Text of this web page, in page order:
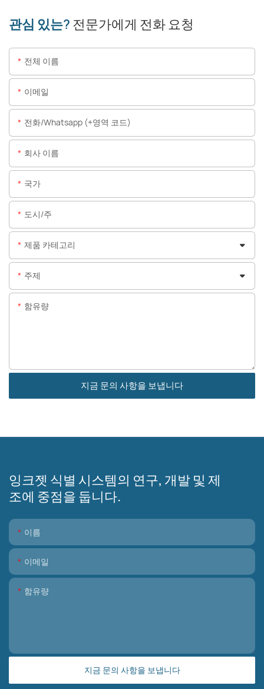
관심 있는? 전문가에게 전화 요청
전체 이름
이메일
전화/whatsapp (+영역 코드)
회사 이름
국가
도시/주
제품 카테고리
주제
함유량
지금 문의 사항을 보냅니다
잉크젯 식별 시스템의 연구, 개발 및 제
조에 중점을 둡니다.
이름
이메일
함유량
지금 문의 사항을 보냅니다